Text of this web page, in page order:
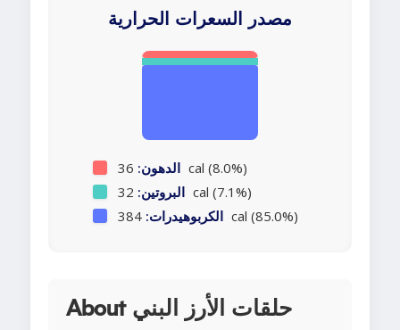
مصدر السعرات الحرارية
الدهون: 36 cal (8.0%)
البروتين: 32 cal (7.1%)
الكربوهيدرات: 384 cal (85.0%)
About حلقات الأرز البني